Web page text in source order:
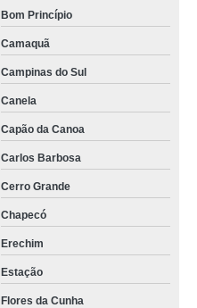
Bom Princípio
Camaquã
Campinas do Sul
Canela
Capão da Canoa
Carlos Barbosa
Cerro Grande
Chapecó
Erechim
Estação
Flores da Cunha